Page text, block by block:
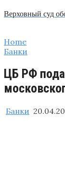
Верховный суд
Home
Банки
ЦБ РФ
Банки